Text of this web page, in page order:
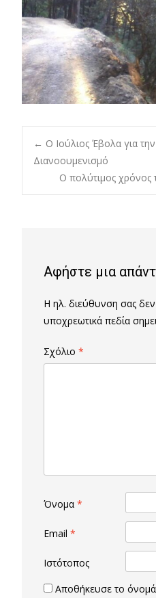
Post
← Ο Ιούλιος Έβολα για
Διανοουμενισμό
Ο πολύτιμος
Αφήστε μια
Η ηλ. διεύθυνση σας δεν
υποχρεωτικά πεδία
Σχόλιο *
Όνομα *
Email *
Ιστότοπος
Αποθήκευσε το